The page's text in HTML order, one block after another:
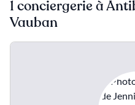
1 conciergerie à
Vauban